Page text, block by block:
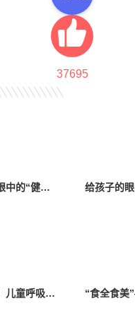
37695
注意！这些爸妈眼中的“健康食物”，可能对身体有害
流感真不能硬扛！儿童呼吸科专家：有种情况比白肺更急更可怕